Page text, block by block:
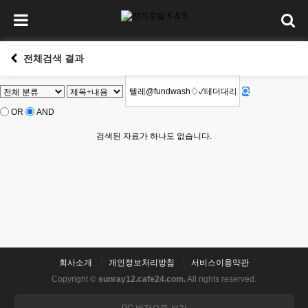
전체검색 결과
OR AND
검색된 자료가 하나도 없습니다.
회사소개 개인정보처리방침
서비스이용약관
Copyright © sunray12.cafe24.com.All rights reserved.